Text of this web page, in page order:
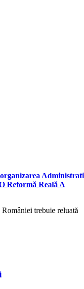
Reformă Reală A
trebuie reluată